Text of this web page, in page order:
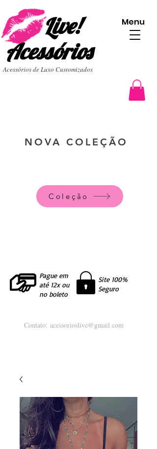
Live!
Acessórios
Acessórios de Luxo Customizados
NOVA COLEÇÃO
Menu
Coleção
Pague em
até 12x ou
no boleto
Site 100%
Seguro
Contato: acessorioslive@gmail.com